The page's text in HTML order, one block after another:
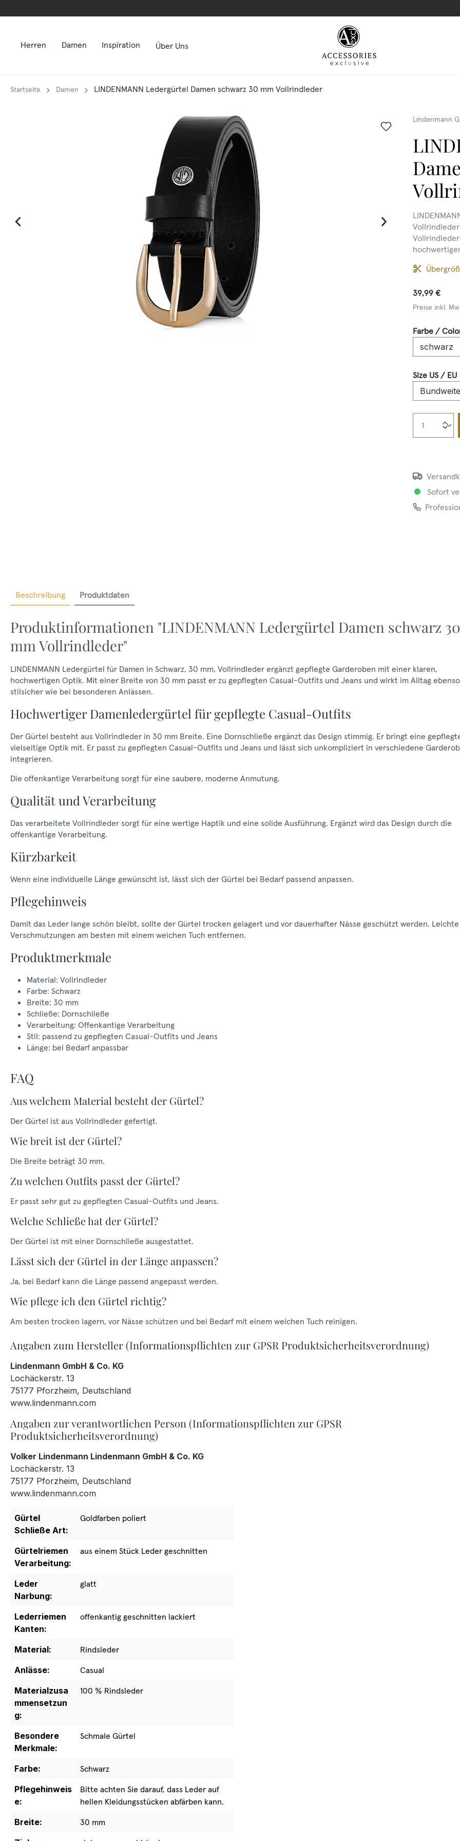
Herren Damen Inspiration Über Uns
Startseite Damen LINDENMANN Ledergürtel Damen schwarz 30 mm Vollrindleder
Lindenmann
39,99 €
Preise inkl.
Farbe /
Size US / EU
Sofort
Beschreibung Produktdaten
Produktinformationen "LINDENMANN Ledergürtel Damen schwarz 30
mm Vollrindleder"
LINDENMANN Ledergürtel für Damen in Schwarz, 30 mm, Vollrindleder ergänzt gepflegte Garderoben mit einer klaren,
hochwertigen Optik. Mit einer Breite von 30 mm passt er zu gepflegten Casual-Outfits und Jeans und wirkt im Alltag ebenso
stilsicher wie bei besonderen Anlässen.
Hochwertiger Damenledergürtel für gepflegte Casual-Outfits
Der Gürtel besteht aus Vollrindleder in 30 mm Breite. Eine Dornschließe ergänzt das Design stimmig. Er bringt eine
vielseitige Optik mit. Er passt zu gepflegten Casual-Outfits und Jeans und lässt sich unkompliziert in verschiedene
integrieren.
Die offenkantige Verarbeitung sorgt für eine saubere, moderne Anmutung.
Qualität und Verarbeitung
Das verarbeitete Vollrindleder sorgt für eine wertige Haptik und eine solide Ausführung. Ergänzt wird das Design durch die
offenkantige Verarbeitung.
Kürzbarkeit
Wenn eine individuelle Länge gewünscht ist, lässt sich der Gürtel bei Bedarf passend anpassen.
Pflegehinweis
Damit das Leder lange schön bleibt, sollte der Gürtel trocken gelagert und vor dauerhafter Nässe geschützt werden. Leichte
Verschmutzungen am besten mit einem weichen Tuch entfernen.
Produktmerkmale
Material: Vollrindleder
Farbe: Schwarz
Breite: 30 mm
Schließe: Dornschließe
Verarbeitung: Offenkantige Verarbeitung
Stil: passend zu gepflegten Casual-Outfits und Jeans
Länge: bei Bedarf anpassbar
FAQ
Aus welchem Material besteht der Gürtel?
Der Gürtel ist aus Vollrindleder gefertigt.
Wie breit ist der Gürtel?
Die Breite beträgt 30 mm.
Zu welchen Outfits passt der Gürtel?
Er passt sehr gut zu gepflegten Casual-Outfits und Jeans.
Welche Schließe hat der Gürtel?
Der Gürtel ist mit einer Dornschließe ausgestattet.
Lässt sich der Gürtel in der Länge anpassen?
Ja, bei Bedarf kann die Länge passend angepasst werden.
Wie pflege ich den Gürtel richtig?
Am besten trocken lagern, vor Nässe schützen und bei Bedarf mit einem weichen Tuch reinigen.
Angaben zum Hersteller (Informationspflichten zur GPSR Produktsicherheitsverordnung)
Lindenmann GmbH & Co. KG
Lochäckerstr. 13
75177 Pforzheim, Deutschland
www.lindenmann.com
Angaben zur verantwortlichen Person (Informationspflichten zur GPSR
Produktsicherheitsverordnung)
Volker Lindenmann Lindenmann GmbH & Co. KG
Lochäckerstr. 13
75177 Pforzheim, Deutschland
www.lindenmann.com
Gürtel
Schließe Art:
Goldfarben poliert
Gürtelriemen
Verarbeitung:
aus einem Stück Leder geschnitten
Leder
Narbung:
glatt
Lederriemen
Kanten:
offenkantig geschnitten lackiert
Material:
Rindsleder
Anlässe:
Casual
Materialzusa
mmensetzun
g:
100 % Rindsleder
Besondere
Merkmale:
Schmale Gürtel
Farbe:
Schwarz
Pflegehinweis
e:
Bitte achten Sie darauf, dass Leder auf
hellen Kleidungsstücken abfärben kann.
Breite:
30 mm